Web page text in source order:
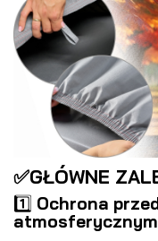
✅GŁÓWNE
1️⃣ Ochrona